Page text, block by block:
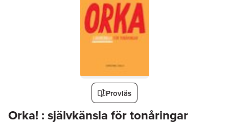
Provläs
Orka! : självkänsla för tonåringar